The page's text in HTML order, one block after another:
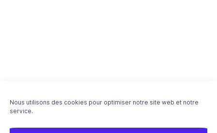
Nous utilisons des cookies pour optimiser notre site web et notre
service.